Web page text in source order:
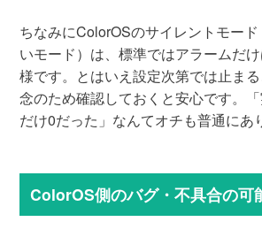
ちなみにColorOSのサイレントモー
いモード）は、標準ではアラームだ
様です。とはいえ設定次第では止まる
念のため確認しておくと安心です。
だけ0だった」なんてオチも普通にあ
ColorOS側のバグ・不具合の可